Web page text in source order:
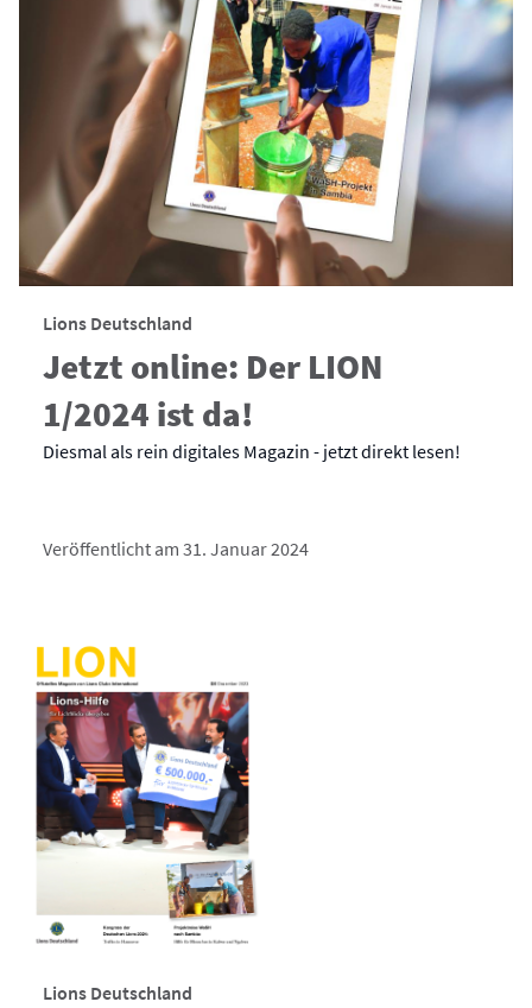
Lions Deutschland
Jetzt online: Der LION
1/2024 ist da!
Diesmal als rein digitales Magazin - jetzt direkt lesen!
Veröffentlicht am 31. Januar 2024
Lions Deutschland